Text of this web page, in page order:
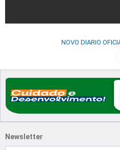
NOVO DIARIO
Newsletter